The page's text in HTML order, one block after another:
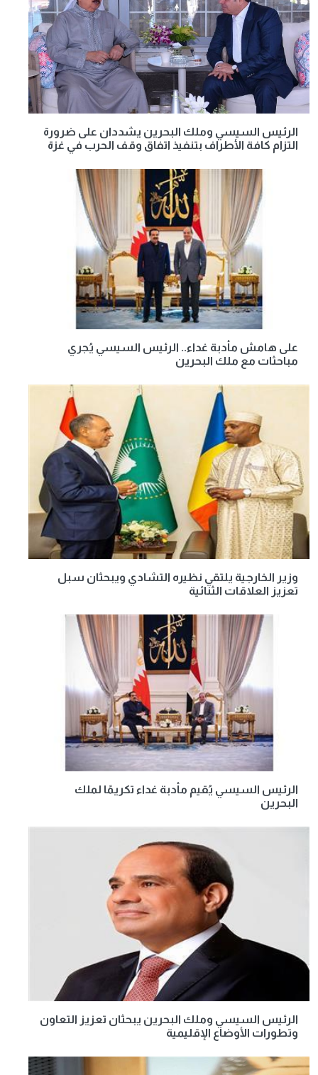
الرئيس السيسي وملك البحرين يشددان على ضرورة
التزام كافة الأطراف بتنفيذ اتفاق وقف الحرب في غزة
على هامش مأدبة غداء.. الرئيس السيسي يُجري
مباحثات مع ملك البحرين
وزير الخارجية يلتقي نظيره التشادي ويبحثان سبل
تعزيز العلاقات الثنائية
الرئيس السيسي يُقيم مأدبة غداء تكريمًا لملك
البحرين
الرئيس السيسي وملك البحرين يبحثان تعزيز التعاون
وتطورات الأوضاع الإقليمية